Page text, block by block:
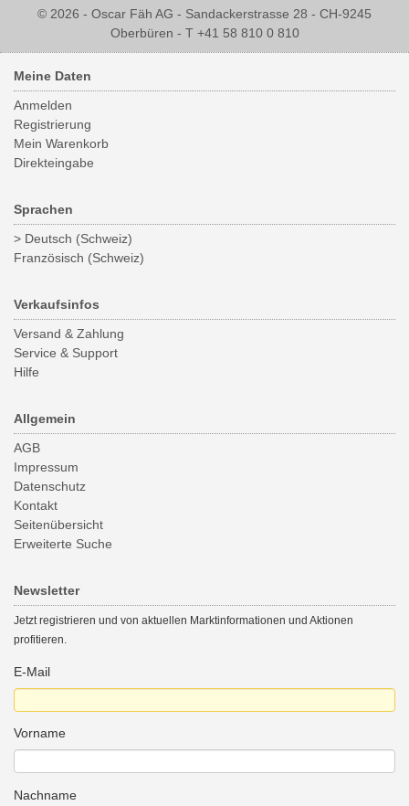
© 2026 - Oscar Fäh AG - Sandackerstrasse 28 - CH-9245
Oberbüren - T +41 58 810 0 810
Meine Daten
Anmelden
Registrierung
Mein Warenkorb
Direkteingabe
Sprachen
> Deutsch (Schweiz)
Französisch (Schweiz)
Verkaufsinfos
Versand & Zahlung
Service & Support
Hilfe
Allgemein
AGB
Impressum
Datenschutz
Kontakt
Seitenübersicht
Erweiterte Suche
Newsletter
Jetzt registrieren und von aktuellen Marktinformationen und Aktionen
profitieren.
E-Mail
Vorname
Nachname